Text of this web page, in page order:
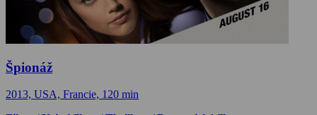
Špionáž
2013, USA, Francie, 120 min